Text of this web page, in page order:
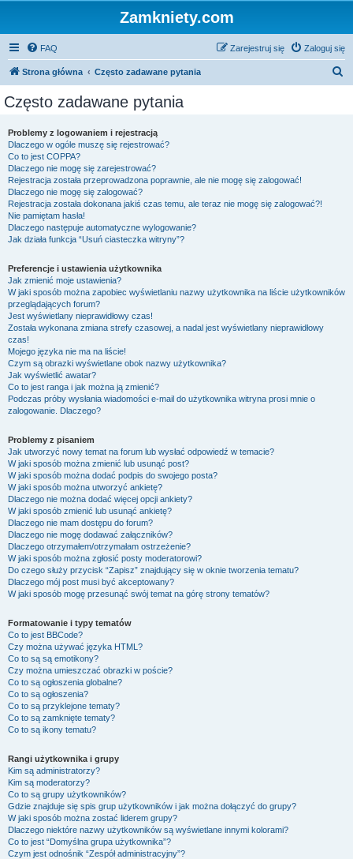
Zamkniety.com
FAQ Zaloguj się
Zarejestruj się
Strona główna Często zadawane pytania
Często zadawane pytania
Problemy z logowaniem i rejestracją
Dlaczego w ogóle muszę się rejestrować?
Co to jest COPPA?
Dlaczego nie mogę się zarejestrować?
Rejestracja została przeprowadzona poprawnie, ale nie mogę się zalogować!
Dlaczego nie mogę się zalogować?
Rejestracja została dokonana jakiś czas temu, ale teraz nie mogę się zalogować?!
Nie pamiętam hasła!
Dlaczego następuje automatyczne wylogowanie?
Jak działa funkcja “Usuń ciasteczka witryny”?
Preferencje i ustawienia użytkownika
Jak zmienić moje ustawienia?
W jaki sposób można zapobiec wyświetlaniu nazwy użytkownika na liście użytkowników
przeglądających forum?
Jest wyświetlany nieprawidłowy czas!
Została wykonana zmiana strefy czasowej, a nadal jest wyświetlany nieprawidłowy
czas!
Mojego języka nie ma na liście!
Czym są obrazki wyświetlane obok nazwy użytkownika?
Jak wyświetlić awatar?
Co to jest ranga i jak można ją zmienić?
Podczas próby wysłania wiadomości e-mail do użytkownika witryna prosi mnie o
zalogowanie. Dlaczego?
Problemy z pisaniem
Jak utworzyć nowy temat na forum lub wysłać odpowiedź w temacie?
W jaki sposób można zmienić lub usunąć post?
W jaki sposób można dodać podpis do swojego posta?
W jaki sposób można utworzyć ankietę?
Dlaczego nie można dodać więcej opcji ankiety?
W jaki sposób zmienić lub usunąć ankietę?
Dlaczego nie mam dostępu do forum?
Dlaczego nie mogę dodawać załączników?
Dlaczego otrzymałem/otrzymałam ostrzeżenie?
W jaki sposób można zgłosić posty moderatorowi?
Do czego służy przycisk “Zapisz” znajdujący się w oknie tworzenia tematu?
Dlaczego mój post musi być akceptowany?
W jaki sposób mogę przesunąć swój temat na górę strony tematów?
Formatowanie i typy tematów
Co to jest BBCode?
Czy można używać języka HTML?
Co to są są emotikony?
Czy można umieszczać obrazki w poście?
Co to są ogłoszenia globalne?
Co to są ogłoszenia?
Co to są przyklejone tematy?
Co to są zamknięte tematy?
Co to są ikony tematu?
Rangi użytkownika i grupy
Kim są administratorzy?
Kim są moderatorzy?
Co to są grupy użytkowników?
Gdzie znajduje się spis grup użytkowników i jak można dołączyć do grupy?
W jaki sposób można zostać liderem grupy?
Dlaczego niektóre nazwy użytkowników są wyświetlane innymi kolorami?
Co to jest “Domyślna grupa użytkownika”?
Czym jest odnośnik “Zespół administracyjny”?